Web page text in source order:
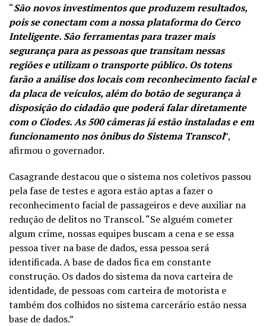
“São novos investimentos que produzem resultados,
pois se conectam com a nossa plataforma do Cerco
Inteligente. São ferramentas para trazer mais
segurança para as pessoas que transitam nessas
regiões e utilizam o transporte público. Os totens
farão a análise dos locais com reconhecimento facial e
da placa de veículos, além do botão de segurança à
disposição do cidadão que poderá falar diretamente
com o Ciodes. As 500 câmeras já estão instaladas e em
funcionamento nos ônibus do Sistema Transcol”,
afirmou o governador.
Casagrande destacou que o sistema nos coletivos passou
pela fase de testes e agora estão aptas a fazer o
reconhecimento facial de passageiros e deve auxiliar na
redução de delitos no Transcol. “Se alguém cometer
algum crime, nossas equipes buscam a cena e se essa
pessoa tiver na base de dados, essa pessoa será
identificada. A base de dados fica em constante
construção. Os dados do sistema da nova carteira de
identidade, de pessoas com carteira de motorista e
também dos colhidos no sistema carcerário estão nessa
base de dados.”